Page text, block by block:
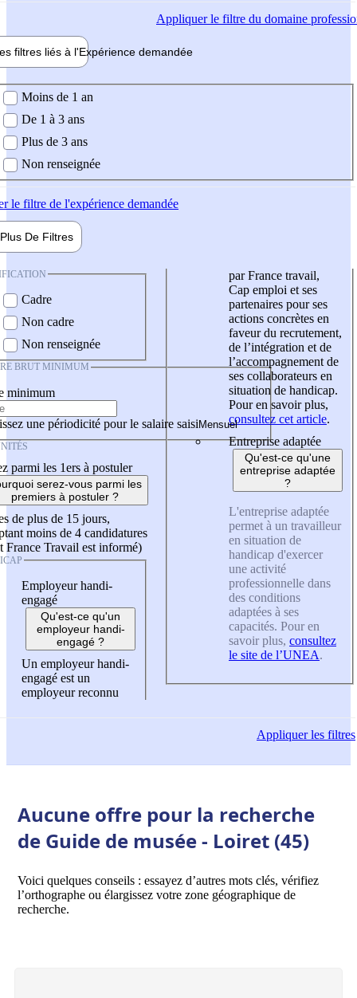
Appliquerle filtre du domaine
filtres liés à l'Expérience demandée
demandée
Moins de 1 an
De 1 à 3 ans
Plus de 3 ans
Non renseignée
le filtre de l'expérience demandée
Plus De Filtres
Cadre
Non cadre
Non renseignée
BRUT MINIMUM
minimum
une périodicité pour le salaire saisi
parmi les 1ers à postuler
serez-vous parmi les
premiers à postuler ?
de plus de 15 jours,
moins de 4 candidatures
France Travail est informé)
Employeur handi-
engagé
Qu'est-ce qu'un
employeur handi-
engagé ?
Un employeur handi-
engagé est un
employeur reconnu
par France travail,
Cap emploi et ses
partenaires pour ses
actions concrètes en
faveur du recrutement,
de l’intégration et de
l’accompagnement de
ses collaborateurs en
situation de handicap.
Pour en savoir plus,
consultez cet article.
Entreprise adaptée
Qu'est-ce qu'une
entreprise adaptée
?
L'entreprise adaptée
permet à un travailleur
en situation de
handicap d'exercer
une activité
professionnelle dans
des conditions
adaptées à ses
capacités. Pour en
savoir plus, consultez
le site de l’UNEA.
Appliquerles filtres
Aucune offre pour la recherche
de Guide de musée - Loiret (45)
Voici quelques conseils : essayez d’autres mots clés, vérifiez
l’orthographe ou élargissez votre zone géographique de
recherche.